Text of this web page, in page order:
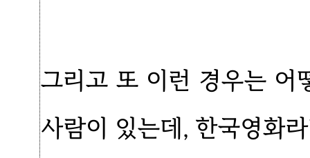
그리고 또 이런 경우는 어
사람이 있는데, 한국영화